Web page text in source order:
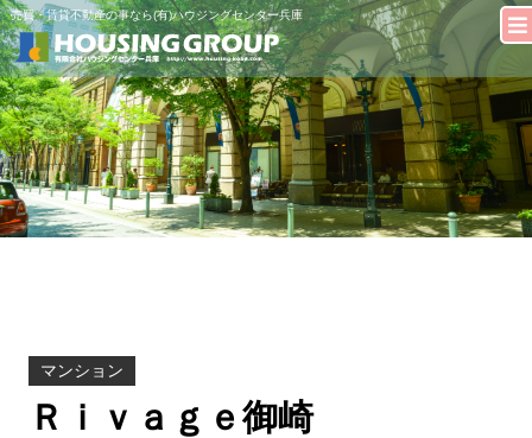
売買・賃貸不動産の事なら(有)ハウジングセンター兵庫
マンション
Ｒｉｖａｇｅ御崎